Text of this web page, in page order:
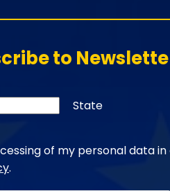
to
State
of my personal data
.